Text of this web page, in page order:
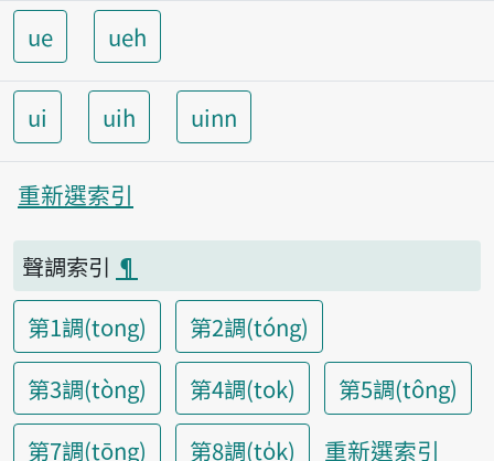
ue ueh
ui uih uinn
重新選索引
聲調索引 ¶
第1調(tong)
第2調(tóng)
第3調(tòng)
第4調(tok)
第5調(tông)
第7調(tōng)
第8調(to̍k) 重新選索引